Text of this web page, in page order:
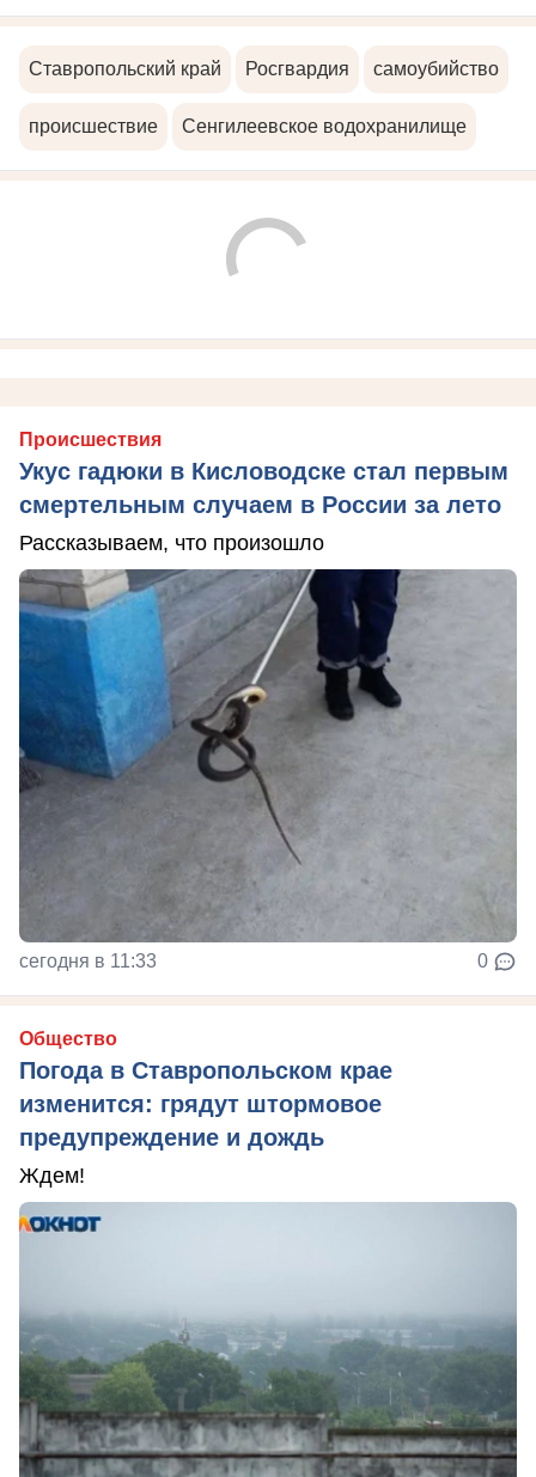
Ставропольский край Росгвардия самоубийство
происшествие Сенгилеевское водохранилище
Происшествия
Укус гадюки в Кисловодске стал первым
смертельным случаем в России за лето
Рассказываем, что произошло
сегодня в 11:33 0
Общество
Погода в Ставропольском крае
изменится: грядут штормовое
предупреждение и дождь
Ждем!